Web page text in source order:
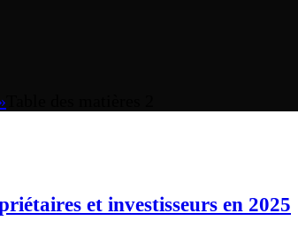
et investisseurs en 2025